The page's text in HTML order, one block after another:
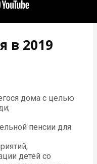
в 2019
дома с целью
пенсии для
детей со